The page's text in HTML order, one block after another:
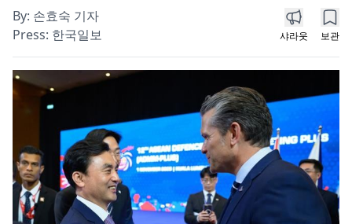
By: 손효숙 기자
Press: 한국일보 샤라웃 보관